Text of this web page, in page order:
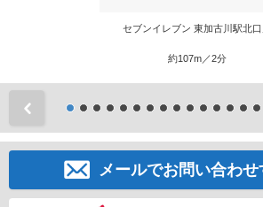
セブンイレブン 東加古川駅北
約107m／2分
メールでお問い合わ